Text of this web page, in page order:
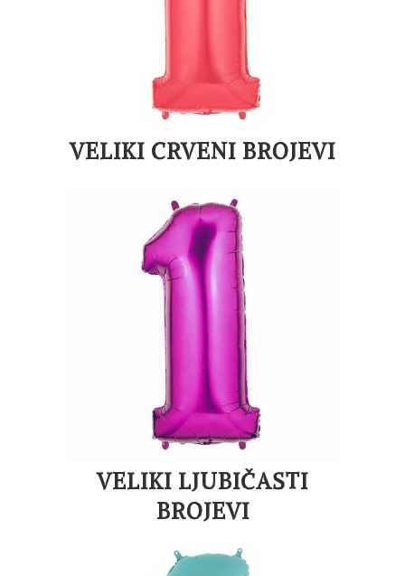
VELIKI CRVENI BROJEVI
VELIKI LJUBIČASTI
BROJEVI